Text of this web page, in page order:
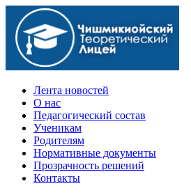
Официальный сайт учебного заведения
Лента новостей
О нас
Педагогический состав
Ученикам
Родителям
Нормативные документы
Прозрачность решений
Контакты